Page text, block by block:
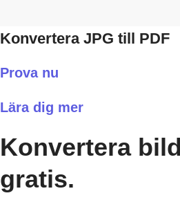
Konvertera JPG till PDF
Prova nu
Lära dig mer
Konvertera
gratis.